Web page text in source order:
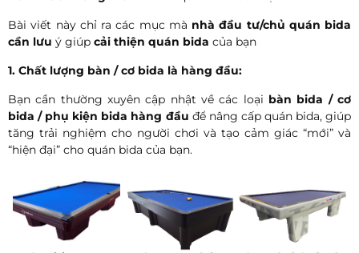
Bài viết này chỉ ra các mục mà nhà đầu tư/chủ quán bida
cần lưu ý giúp cải thiện quán bida của bạn
1. Chất lượng bàn / cơ bida là hàng đầu:
Bạn cần thường xuyên cập nhật về các loại bàn bida / cơ
bida / phụ kiện bida hàng đầu để nâng cấp quán bida, giúp
tăng trải nghiệm cho người chơi và tạo cảm giác “mới” và
“hiện đại” cho quán bida của bạn.